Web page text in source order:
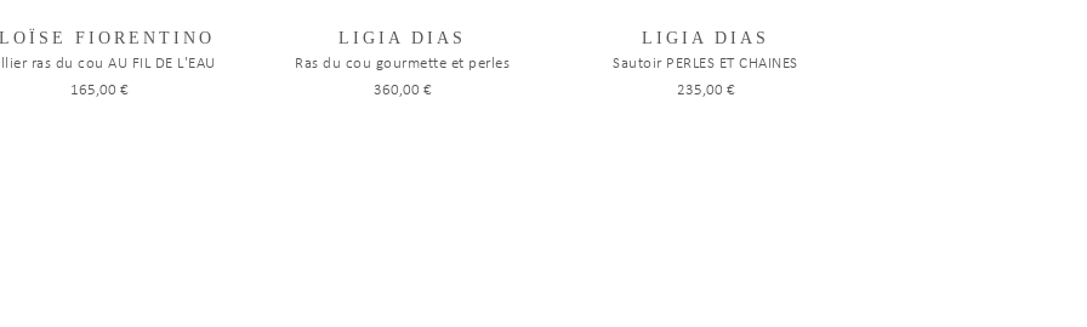
FIORENTINO
ras du cou AU FIL DE L'EAU
165,00 €
LIGIA DIAS
Ras du cou gourmette et perles
360,00 €
LIGIA DIAS
Sautoir PERLES ET CHAINES
235,00 €